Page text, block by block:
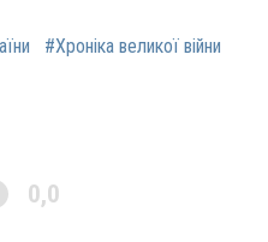
#Хроніка великої війни
0,0